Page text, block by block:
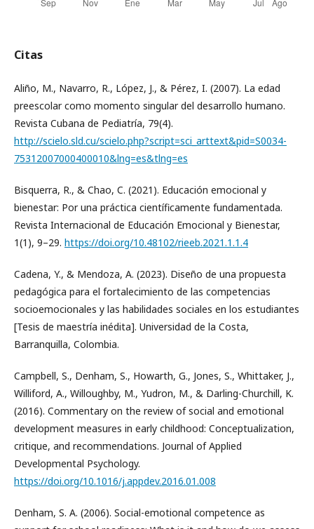
Citas
Aliño, M., Navarro, R., López, J., & Pérez, I. (2007). La edad
preescolar como momento singular del desarrollo humano.
Revista Cubana de Pediatría, 79(4).
http://scielo.sld.cu/scielo.php?script=sci_arttext&pid=S0034-
75312007000400010&lng=es&tlng=es
Bisquerra, R., & Chao, C. (2021). Educación emocional y
bienestar: Por una práctica científicamente fundamentada.
Revista Internacional de Educación Emocional y Bienestar,
1(1), 9–29. https://doi.org/10.48102/rieeb.2021.1.1.4
Cadena, Y., & Mendoza, A. (2023). Diseño de una propuesta
pedagógica para el fortalecimiento de las competencias
socioemocionales y las habilidades sociales en los estudiantes
[Tesis de maestría inédita]. Universidad de la Costa,
Barranquilla, Colombia.
Campbell, S., Denham, S., Howarth, G., Jones, S., Whittaker, J.,
Williford, A., Willoughby, M., Yudron, M., & Darling-Churchill, K.
(2016). Commentary on the review of social and emotional
development measures in early childhood: Conceptualization,
critique, and recommendations. Journal of Applied
Developmental Psychology.
https://doi.org/10.1016/j.appdev.2016.01.008
Denham, S. A. (2006). Social-emotional competence as